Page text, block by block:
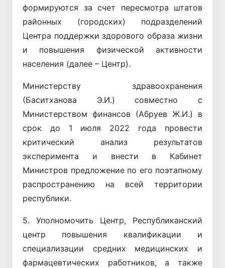
формируются за счет пересмотра штатов
районных (городских) подразделений
Центра поддержки здорового образа жизни
и повышения физической активности
населения (далее – Центр).
Министерству здравоохранения
(Баситханова Э.И.) совместно с
Министерством финансов (Абруев Ж.И.) в
срок до 1 июля 2022 года провести
критический анализ результатов
эксперимента и внести в Кабинет
Министров предложение по его поэтапному
распространению на всей территории
республики.
5. Уполномочить Центр, Республиканский
центр повышения квалификации и
специализации средних медицинских и
фармацевтических работников, а также